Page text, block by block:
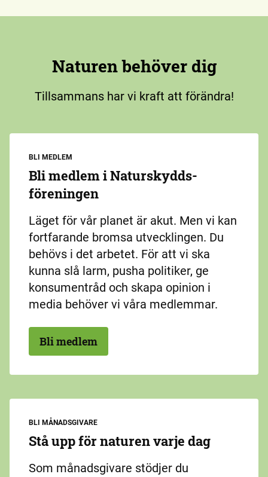
Naturen behöver dig
Tillsammans har vi kraft att förändra!
BLI MEDLEM
Bli medlem i Naturskydds­
föreningen
Läget för vår planet är akut. Men vi kan
fortfarande bromsa utvecklingen. Du
behövs i det arbetet. För att vi ska
kunna slå larm, pusha politiker, ge
konsumentråd och skapa opinion i
media behöver vi våra medlemmar.
Bli medlem
BLI MÅNADSGIVARE
Stå upp för naturen varje dag
Som månadsgivare stödjer du